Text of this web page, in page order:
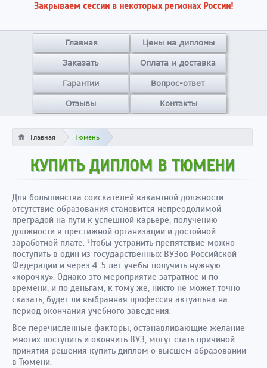
Закрываем сессии в некоторых регионах России!
Главная Цены на дипломы
Заказать Оплата и доставка
Гарантии Вопрос-ответ
Отзывы Контакты
Главная Тюмень
КУПИТЬ ДИПЛОМ В ТЮМЕНИ
Для большинства соискателей вакантной должности
отсутствие образования становится непреодолимой
преградой на пути к успешной карьере, получению
должности в престижной организации и достойной
заработной плате. Чтобы устранить препятствие можно
поступить в один из государственных ВУЗов Российской
Федерации и через 4-5 лет учебы получить нужную
«корочку». Однако это мероприятие затратное и по
времени, и по деньгам, к тому же, никто не может точно
сказать, будет ли выбранная профессия актуальна на
период окончания учебного заведения.
Все перечисленные факторы, останавливающие желание
многих поступить и окончить ВУЗ, могут стать причиной
принятия решения купить диплом о высшем образовании
в Тюмени.